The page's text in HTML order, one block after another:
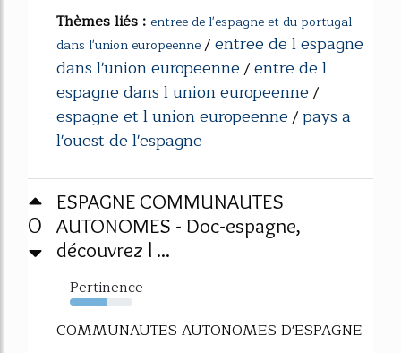
Thèmes liés : entree de l'espagne et du portugal
dans l'union europeenne/entree de l espagne
dans l'union europeenne/entre de l
espagne dans l union europeenne/
espagne et l union europeenne/pays a
l'ouest de l'espagne
0
ESPAGNE COMMUNAUTES
AUTONOMES - Doc-espagne,
découvrez l ...
Pertinence
58%
COMMUNAUTES AUTONOMES D'ESPAGNE